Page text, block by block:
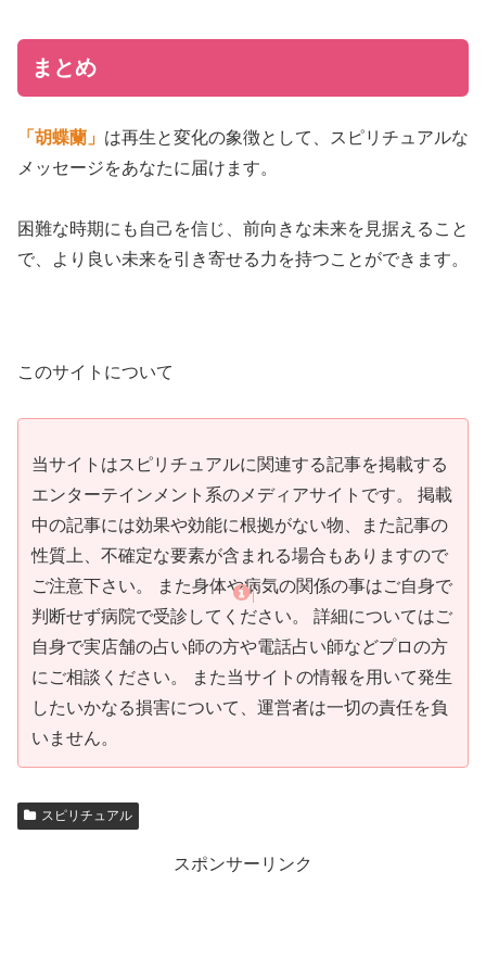
まとめ
「胡蝶蘭」 は再生と変化の象徴として、スピリチュアルな
メッセージをあなたに届けます。
困難な時期にも自己を信じ、前向きな未来を見据えること
で、より良い未来を引き寄せる力を持つことができます。
このサイトについて
当サイトはスピリチュアルに関連する記事を掲載する
エンターテインメント系のメディアサイトです。 掲載
中の記事には効果や効能に根拠がない物、また記事の
性質上、不確定な要素が含まれる場合もありますので
ご注意下さい。 また身体や病気の関係の事はご自身で
判断せず病院で受診してください。 詳細についてはご
自身で実店舗の占い師の方や電話占い師などプロの方
にご相談ください。 また当サイトの情報を用いて発生
したいかなる損害について、運営者は一切の責任を負
いません。
スピリチュアル
スポンサーリンク